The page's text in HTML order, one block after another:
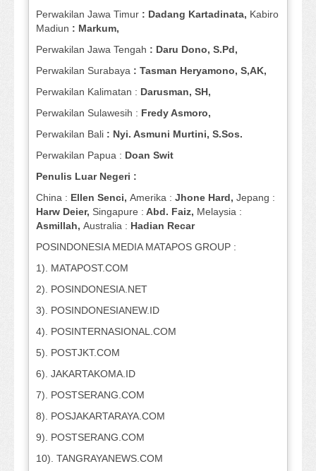
Perwakilan Jawa Timur : Dadang Kartadinata, Kabiro
Madiun : Markum,
Perwakilan Jawa Tengah : Daru Dono, S.Pd,
Perwakilan Surabaya : Tasman Heryamono, S,AK,
Perwakilan Kalimatan : Darusman, SH,
Perwakilan Sulawesih : Fredy Asmoro,
Perwakilan Bali : Nyi. Asmuni Murtini, S.Sos.
Perwakilan Papua : Doan Swit
Penulis Luar Negeri :
China : Ellen Senci, Amerika : Jhone Hard, Jepang :
Harw Deier, Singapure : Abd. Faiz, Melaysia :
Asmillah, Australia : Hadian Recar
POSINDONESIA MEDIA MATAPOS GROUP :
1). MATAPOST.COM
2). POSINDONESIA.NET
3). POSINDONESIANEW.ID
4). POSINTERNASIONAL.COM
5). POSTJKT.COM
6). JAKARTAKOMA.ID
7). POSTSERANG.COM
8). POSJAKARTARAYA.COM
9). POSTSERANG.COM
10). TANGRAYANEWS.COM